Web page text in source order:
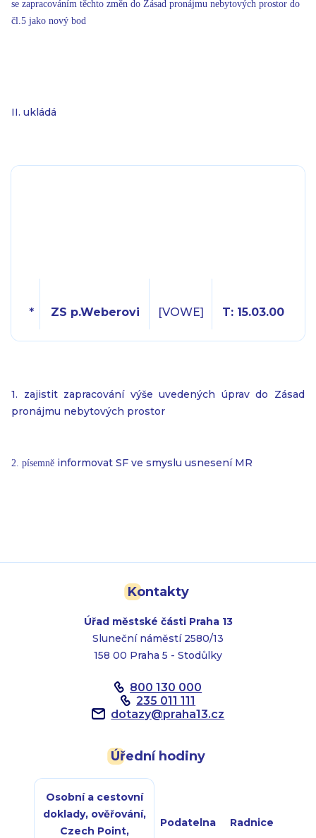
se zapracováním těchto změn do Zásad pronájmu nebytových prostor do
čl.5 jako nový bod
II. ukládá
* ZS p.Weberovi [VOWE] T: 15.03.00
1. zajistit zapracování výše uvedených úprav do Zásad
pronájmu nebytových prostor
2. písemně informovat SF ve smyslu usnesení MR
Kontakty
Úřad městské části Praha 13
Sluneční náměstí 2580/13
158 00 Praha 5 - Stodůlky
800 130 000
235 011 111
dotazy@praha13.cz
Úřední hodiny
Osobní a cestovní
doklady, ověřování,
Czech Point,
Podatelna Radnice